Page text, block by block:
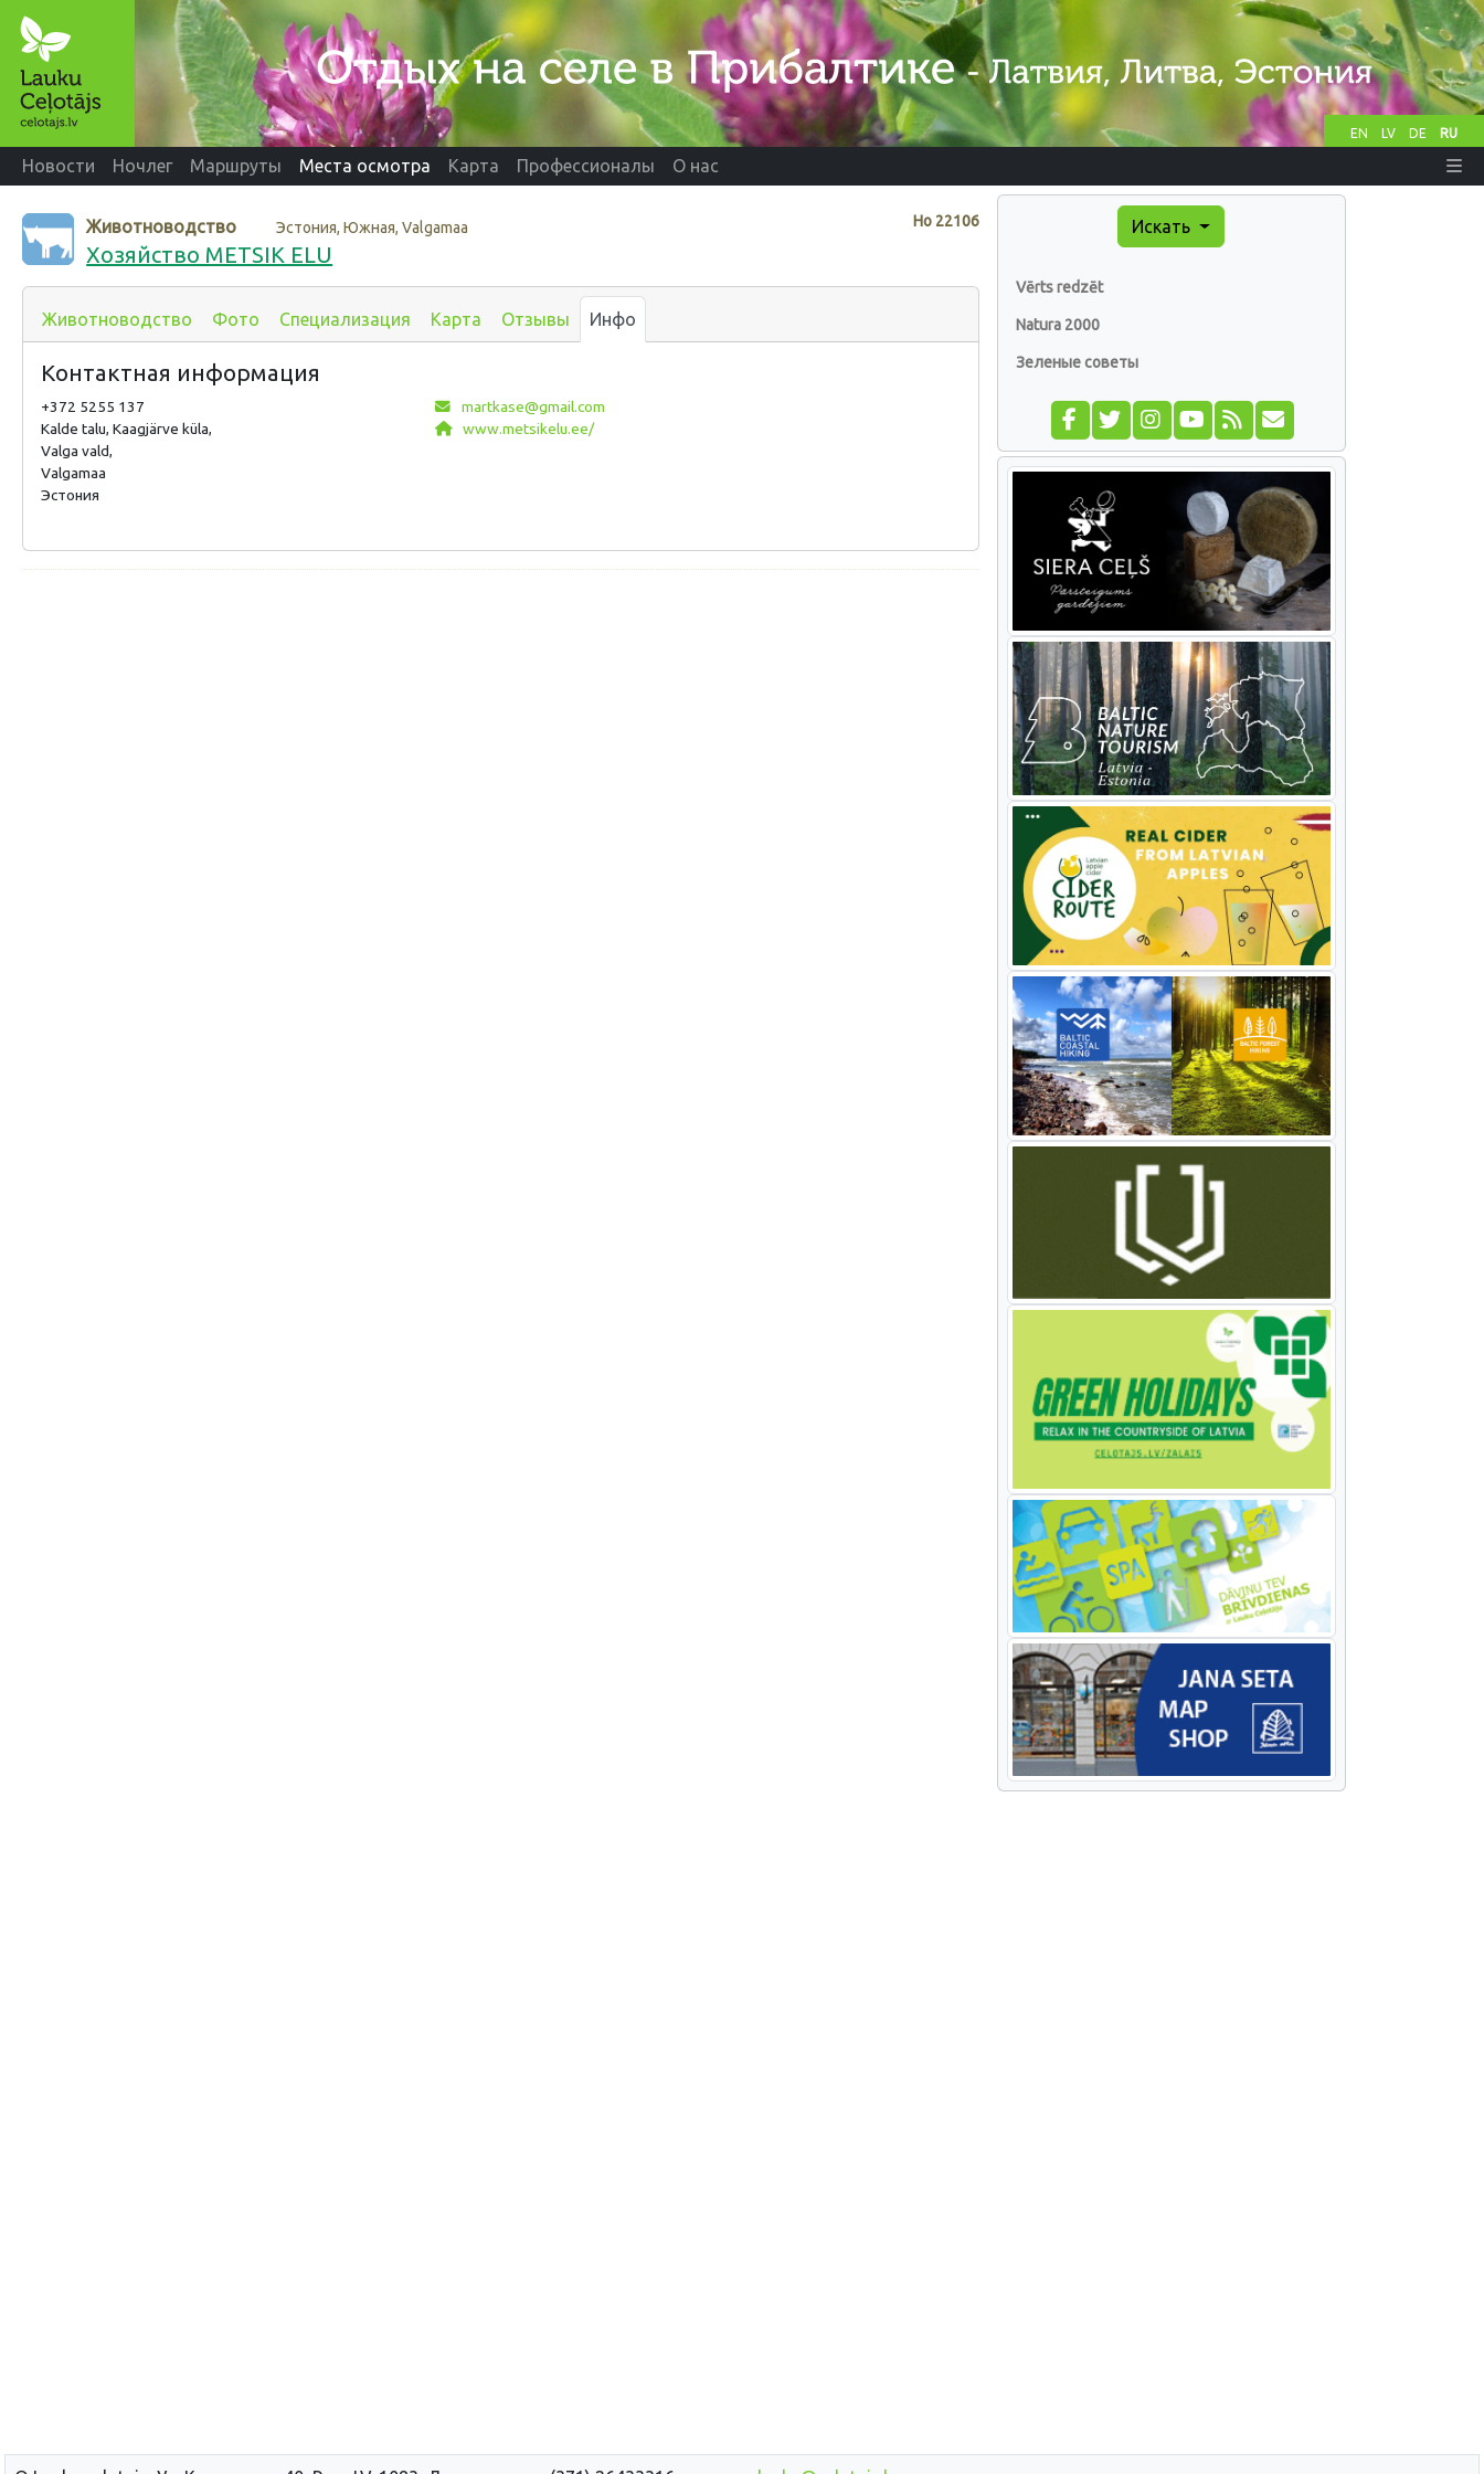
EN LV DE RU
Новости Ночлег Маршруты Места осмотра Карта Профессионалы О нас
Нo 22106
Животноводство Эстония, Южная, Valgamaa
Хозяйство METSIK ELU
Животноводство Фото Специализация Карта Отзывы Инфо
Контактная информация
+372 5255 137
Kalde talu, Kaagjärve küla,
Valga vald,
Valgamaa
Эстония
martkase@gmail.com
www.metsikelu.ee/
Искать
Vērts redzēt
Natura 2000
Зеленые советы